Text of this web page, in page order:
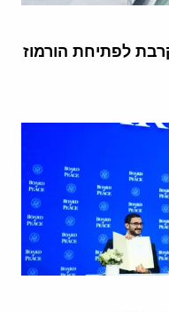
לפתיחת הורמוז